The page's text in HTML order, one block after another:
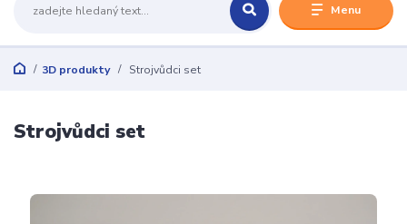
Menu
3D produkty Strojvůdci set
Strojvůdci set